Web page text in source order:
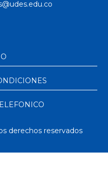
derechos reservados